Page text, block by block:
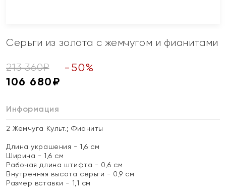
Серьги из золота с жемчугом и фианитами
213 360₽ - 50%
106 680₽
Информация
2 Жемчуга Культ.; Фианиты
Длина украшения - 1,6 см
Ширина - 1,6 см
Рабочая длина штифта - 0,6 см
Внутренняя высота серьги - 0,9 см
Размер вставки - 1,1 см